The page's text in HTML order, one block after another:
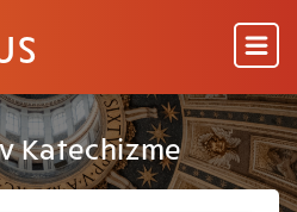
Katechizme